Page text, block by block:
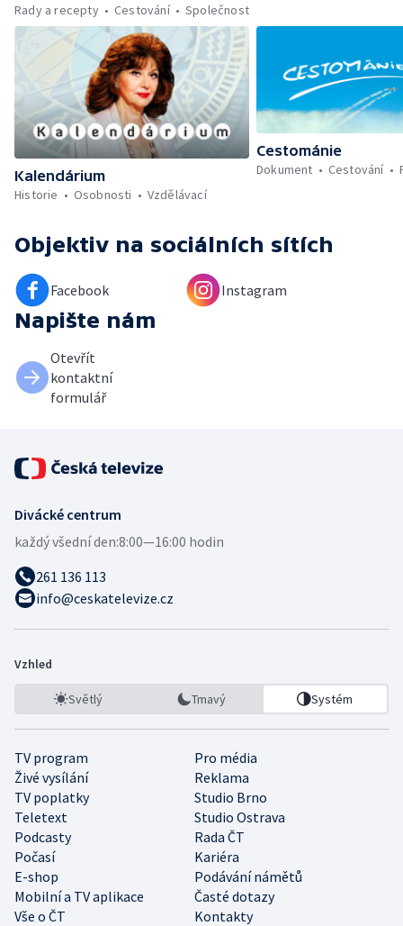
Rady a recepty
Cestování Společnost
Kalendárium
Historie
Osobnosti Vzdělávací
Cestománie
Dokument
Cestování
Objektiv na sociálních sítích
Facebook Instagram
Napište nám
Otevřít
kontaktní
formulář
Divácké centrum
každý všední den:8:00—16:00 hodin
261 136 113
info@ceskatelevize.cz
Vzhled
Světlý Tmavý Systém
TV program
Pro média
Živé vysílání
Reklama
TV poplatky
Studio Brno
Teletext
Studio Ostrava
Podcasty
Rada ČT
Počasí
Kariéra
E-shop
Podávání námětů
Mobilní a TV aplikace
Časté dotazy
Vše o ČT
Kontakty